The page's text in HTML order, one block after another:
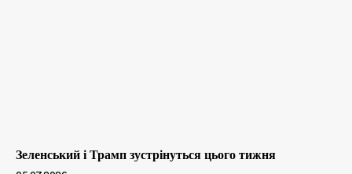
Зеленський і Трамп зустрінуться цього тижня